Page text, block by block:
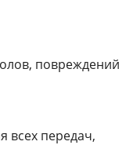
повреждений
всех передач,